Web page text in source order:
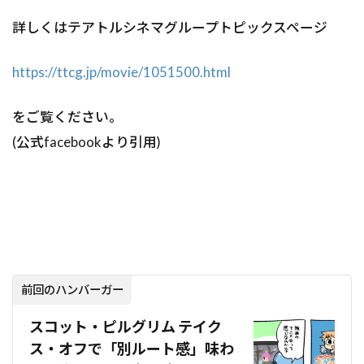
詳しくはテアトルシネマグループトピックスページ
https://ttcg.jp/movie/1051500.html
をご覧ください。
(公式facebookより引用)
前回のハンバーガー
スコット・ピルグリム テイク
ス・オフで「別ルート感」味わ